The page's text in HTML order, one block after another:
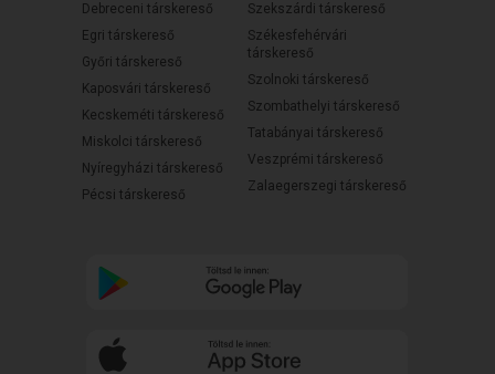
Debreceni társkereső
Egri társkereső
Győri társkereső
Kaposvári társkereső
Kecskeméti társkereső
Miskolci társkereső
Nyíregyházi társkereső
Pécsi társkereső
Szekszárdi társkereső
Székesfehérvári
társkereső
Szolnoki társkereső
Szombathelyi társkereső
Tatabányai társkereső
Veszprémi társkereső
Zalaegerszegi társkereső